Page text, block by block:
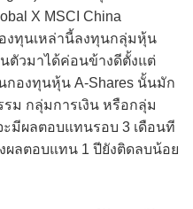
X MSCI China
องทุนเหล่านี้ลงทุนกลุ่มหุ้น
ตัวมาได้ค่อนข้างดีตั้งแต่
กองทุนหุ้น A-Shares นั้นมัก
ม กลุ่มการเงิน หรือกลุ่ม
มีผลตอบแทนรอบ 3 เดือนที
ลตอบแทน 1 ปียังติดลบน้อย